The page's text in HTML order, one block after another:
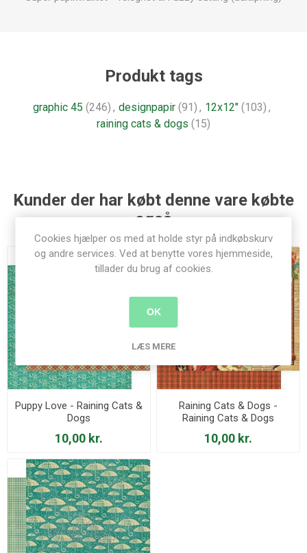
Produkt tags
graphic 45 (246) , designpapir (91) , 12x12" (103) ,
raining cats & dogs (15)
Kunder der har købt denne vare købte
også
Puppy Love - Raining Cats &
Dogs
10,00 kr.
Raining Cats & Dogs -
Raining Cats & Dogs
10,00 kr.
Cookies hjælper os med at holde styr på indkøbskurv
og andre services. Ved at benytte vores hjemmeside,
tillader du brug af cookies.
OK
LÆS MERE